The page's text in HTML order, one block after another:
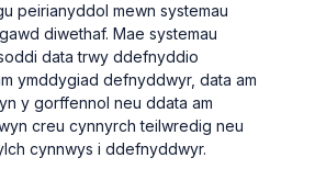
peirianyddol mewn systemau
diwethaf. Mae systemau
data trwy ddefnyddio
ymddygiad defnyddwyr, data am
y gorffennol neu ddata am
creu cynnyrch teilwredig neu
cynnwys i ddefnyddwyr.